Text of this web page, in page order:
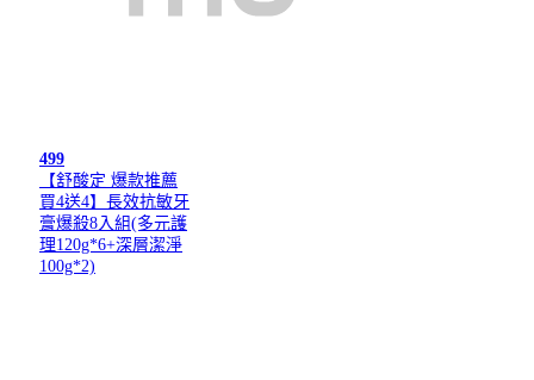
499
【舒酸定 爆款推薦
買4送4】長效抗敏牙
膏爆殺8入組(多元護
理120g*6+深層潔淨
100g*2)